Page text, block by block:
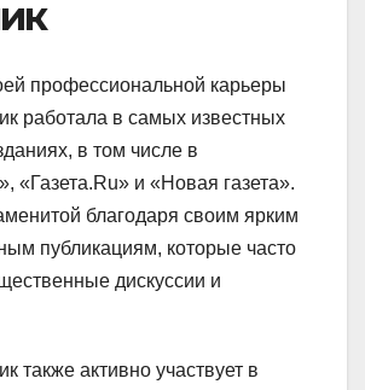
профессиональной карьеры
работала в самых известных
в том числе в
«Газета.Ru» и «Новая газета».
благодаря своим ярким
публикациям, которые часто
дискуссии и
также активно участвует в